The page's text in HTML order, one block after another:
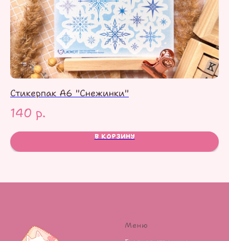
Стикерпак А6 "Снежинки"
140 р.
В КОРЗИНУ
Меню